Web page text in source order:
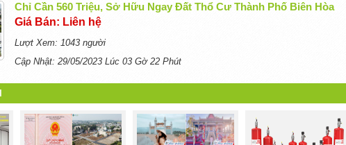
Chỉ Cần 560 Triệu, Sở Hữu Ngay Đất Thổ Cư Thành Phố Biên Hòa
Giá Bán: Liên hệ
Lượt Xem: 1043 người
Cập Nhật: 29/05/2023 Lúc 03 Gờ 22 Phút